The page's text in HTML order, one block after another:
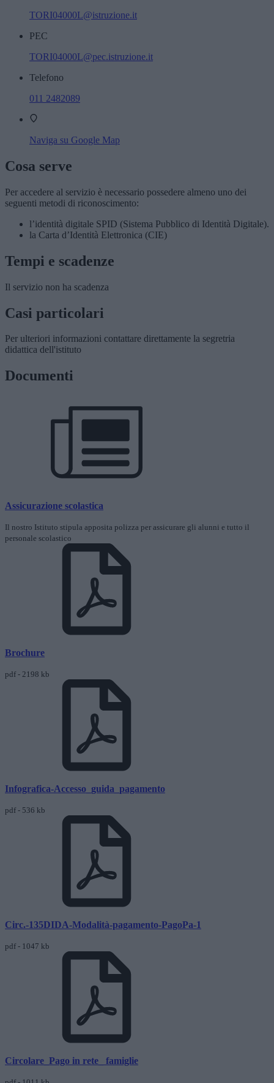
TORI04000L@istruzione.it
PEC
TORI04000L@pec.istruzione.it
Telefono
011 2482089
Naviga su Google Map
Cosa serve
Per accedere al servizio è necessario possedere almeno uno dei
seguenti metodi di riconoscimento:
l’identità digitale SPID (Sistema Pubblico di Identità Digitale).
la Carta d’Identità Elettronica (CIE)
Tempi e scadenze
Il servizio non ha scadenza
Casi particolari
Per ulteriori informazioni contattare direttamente la segretria
didattica dell'istituto
Documenti
Assicurazione scolastica
Il nostro Istituto stipula apposita polizza per assicurare gli alunni e tutto il
personale scolastico
Brochure
pdf - 2198 kb
Infografica-Accesso_guida_pagamento
pdf - 536 kb
Circ.-135DIDA-Modalità-pagamento-PagoPa-1
pdf - 1047 kb
Circolare_Pago in rete_ famiglie